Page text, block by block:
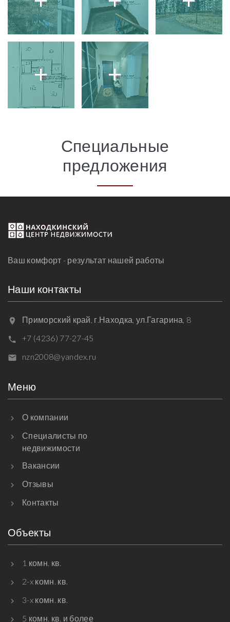
Специальные
предложения
Ваш комфорт - результат нашей работы
Наши контакты
Приморский край, г.Находка, ул.Гагарина, 8
+7 (4236) 77-27-45
nzn2008@yandex.ru
Меню
О компании
Специалисты по
недвижимости
Вакансии
Отзывы
Контакты
Объекты
1 комн. кв.
2-x комн. кв.
3-x комн. кв.
5 комн. кв. и более